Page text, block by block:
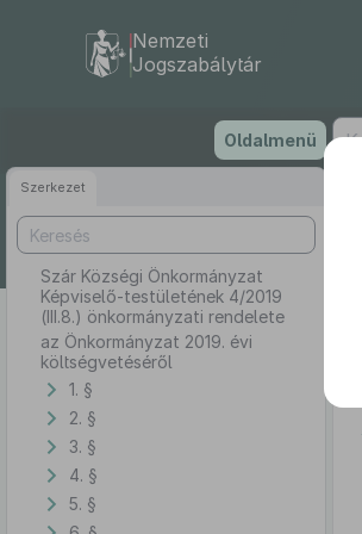
tartalomra
Nemzeti
Jogszabálytár
Oldalmenü
Szerkezet
Szár Községi Önkormányzat
Képviselő-testületének 4/2019
(III.8.) önkormányzati rendelete
az Önkormányzat 2019. évi
költségvetéséről
1. §
2. §
3. §
4. §
5. §